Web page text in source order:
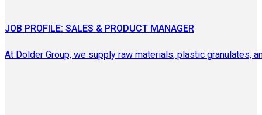
JOB PROFILE: SALES & PRODUCT MANAGER
At Dolder Group, we supply raw materials, plastic granulates,